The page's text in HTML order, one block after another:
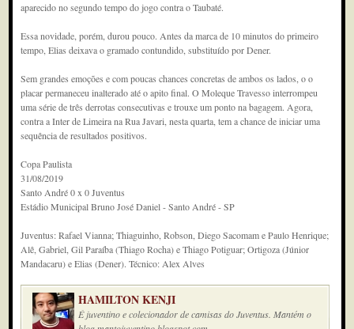
aparecido no segundo tempo do jogo contra o Taubaté.
Essa novidade, porém, durou pouco. Antes da marca de 10 minutos do primeiro
tempo, Elias deixava o gramado contundido, substituído por Dener.
Sem grandes emoções e com poucas chances concretas de ambos os lados, o o
placar permaneceu inalterado até o apito final. O Moleque Travesso interrompeu
uma série de três derrotas consecutivas e trouxe um ponto na bagagem. Agora,
contra a Inter de Limeira na Rua Javari, nesta quarta, tem a chance de iniciar uma
sequência de resultados positivos.
Copa Paulista
31/08/2019
Santo André 0 x 0 Juventus
Estádio Municipal Bruno José Daniel - Santo André - SP
Juventus: Rafael Vianna; Thiaguinho, Robson, Diego Sacomam e Paulo Henrique;
Alê, Gabriel, Gil Paraíba (Thiago Rocha) e Thiago Potiguar; Ortigoza (Júnior
Mandacaru) e Elias (Dener). Técnico: Alex Alves
HAMILTON KENJI
É juventino e colecionador de camisas do Juventus. Mantém o